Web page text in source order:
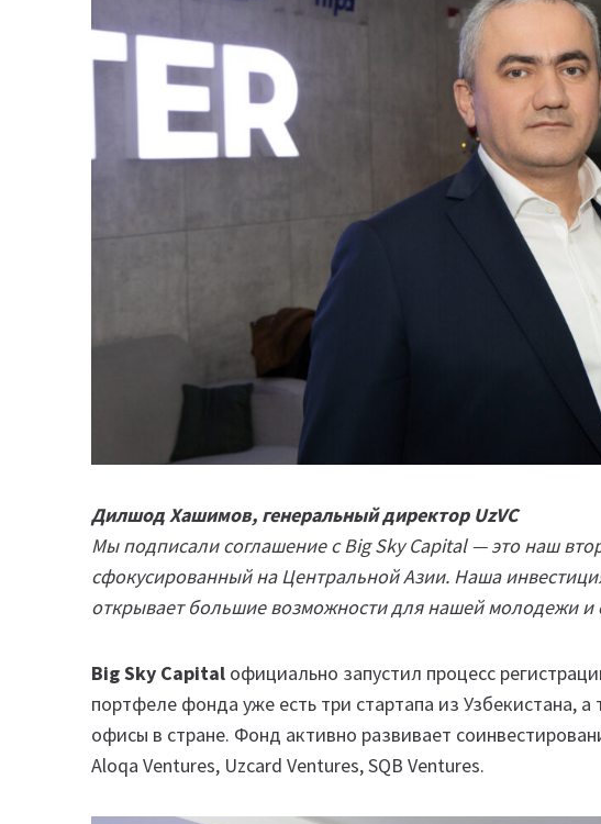
Дилшод Хашимов, генеральный директор UzVC
Мы подписали соглашение с Big Sky Capital — это наш
сфокусированный на Центральной Азии. Наша
открывает большие возможности для нашей молодежи и
Big Sky Capital официально запустил процесс
портфеле фонда уже есть три стартапа из Узбекистана,
офисы в стране. Фонд активно развивает
Aloqa Ventures, Uzcard Ventures, SQB Ventures.